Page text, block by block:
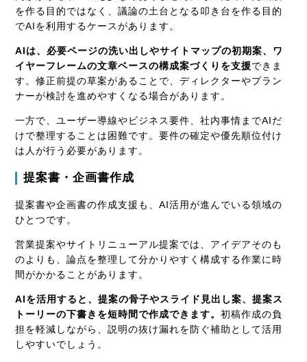
を作る目的ではなく、議論の土台となる叩き台を作る目的
でAIを利用するケースがあります。
AIは、必要ページの洗い出しやサイトマップの初期案、ワ
イヤーフレームの文章ベースの構成案づくりを支援できま
す。修正前提の草案があることで、ディレクターやプラン
ナーが検討を進めやすくなる場合があります。
一方で、ユーザー導線やビジネス要件、社内事情までAIだ
けで整理することは困難です。要件の確定や優先順位付け
は人が行う必要があります。
提案書・企画書作成
提案書や企画書の作成支援も、AI活用が進んでいる領域の
ひとつです。
営業提案やサイトリニューアル提案では、アイデアそのも
のよりも、論点を整理して分かりやすく構成する作業に時
間がかかることがあります。
AIを活用すると、提案の骨子やスライド見出し案、提案ス
トーリーの下書きを短時間で作成できます。初稿作成の負
担を軽減しながら、説明の抜け漏れを防ぐ補助として活用
しやすいでしょう。